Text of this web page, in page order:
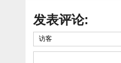
发表评论: